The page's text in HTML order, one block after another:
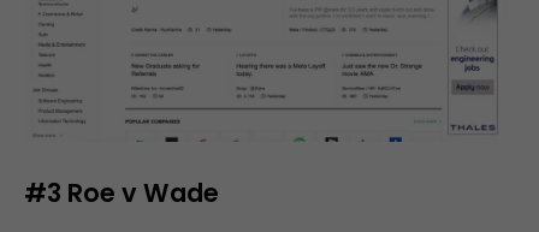
#3 Roe v Wade